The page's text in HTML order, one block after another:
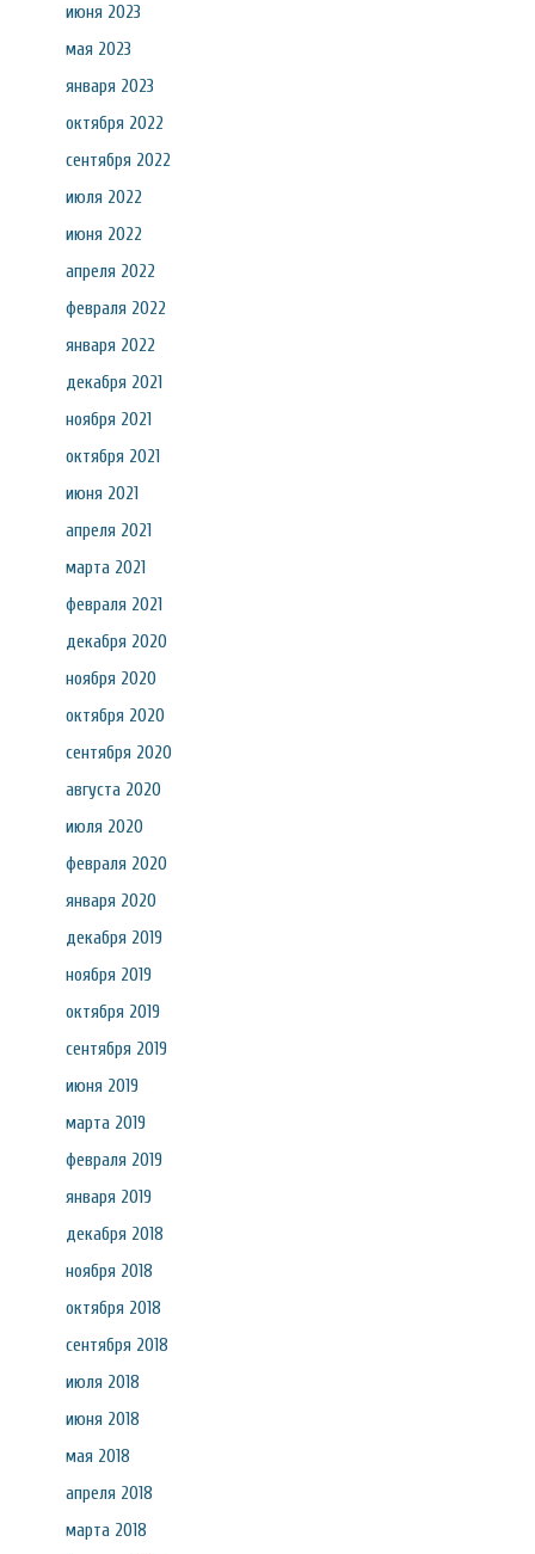
июня 2023
мая 2023
января 2023
октября 2022
сентября 2022
июля 2022
июня 2022
апреля 2022
февраля 2022
января 2022
декабря 2021
ноября 2021
октября 2021
июня 2021
апреля 2021
марта 2021
февраля 2021
декабря 2020
ноября 2020
октября 2020
сентября 2020
августа 2020
июля 2020
февраля 2020
января 2020
декабря 2019
ноября 2019
октября 2019
сентября 2019
июня 2019
марта 2019
февраля 2019
января 2019
декабря 2018
ноября 2018
октября 2018
сентября 2018
июля 2018
июня 2018
мая 2018
апреля 2018
марта 2018